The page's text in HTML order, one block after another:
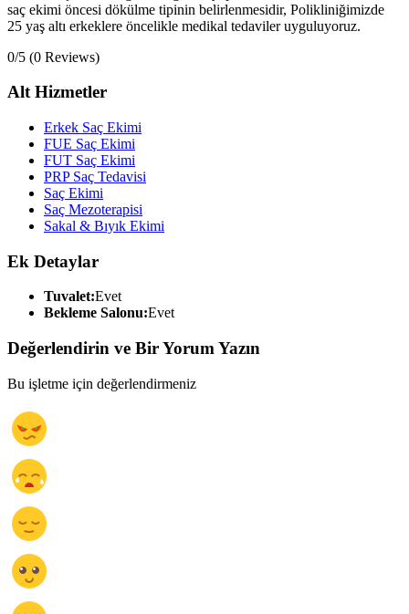
saç ekimi öncesi dökülme tipinin belirlenmesidir, Polikliniğimizde
25 yaş altı erkeklere öncelikle medikal tedaviler uyguluyoruz.
0/5 (0 Reviews)
Alt Hizmetler
Erkek Saç Ekimi
FUE Saç Ekimi
FUT Saç Ekimi
PRP Saç Tedavisi
Saç Ekimi
Saç Mezoterapisi
Sakal & Bıyık Ekimi
Ek Detaylar
Tuvalet:Evet
Bekleme Salonu:Evet
Değerlendirin ve Bir Yorum Yazın
Bu işletme için değerlendirmeniz